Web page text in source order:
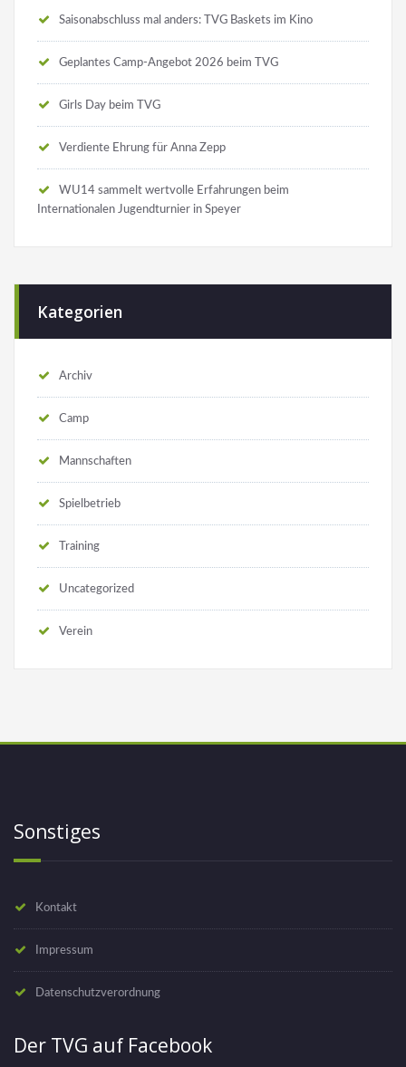
Saisonabschluss mal anders: TVG Baskets im Kino
Geplantes Camp-Angebot 2026 beim TVG
Girls Day beim TVG
Verdiente Ehrung für Anna Zepp
WU14 sammelt wertvolle Erfahrungen beim
Internationalen Jugendturnier in Speyer
Kategorien
Archiv
Camp
Mannschaften
Spielbetrieb
Training
Uncategorized
Verein
Sonstiges
Kontakt
Impressum
Datenschutzverordnung
Der TVG auf Facebook